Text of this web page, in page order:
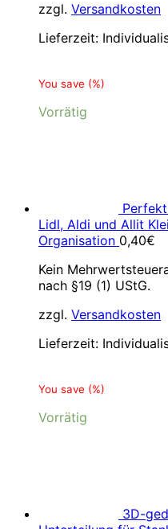
zzgl. Versandkosten
Lieferzeit:
You save (%)
Vorrätig
Lidl, Aldi und Allit
Organisation 0,40€
Kein
nach §19 (1) UStG.
zzgl. Versandkosten
Lieferzeit:
You save (%)
Vorrätig
3D-